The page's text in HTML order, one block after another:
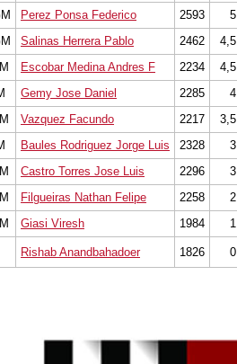
Perez Ponsa Federico 2593 5
Salinas Herrera Pablo 2462 4,5
Escobar Medina Andres F 2234 4,5
Gemy Jose Daniel 2285 4
Vazquez Facundo 2217 3,5
Baules Rodriguez Jorge Luis 2328 3
Castro Torres Jose Luis 2296 3
Filgueiras Nathan Felipe 2258 2
Giasi Viresh 1984 1
Rishab Anandbahadoer 1826 0